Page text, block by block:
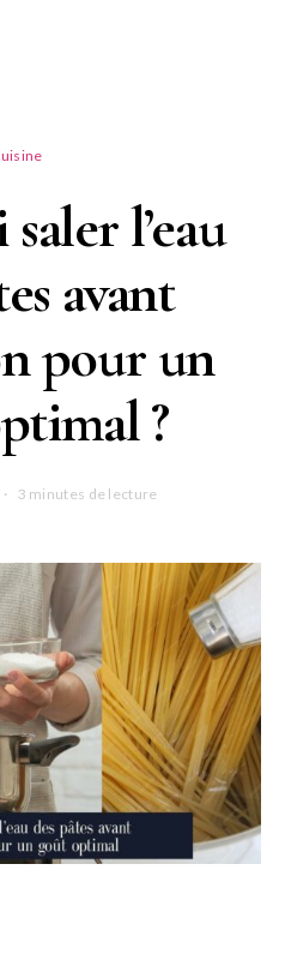
l’eau
avant
pour un
?
3 minutes de lecture